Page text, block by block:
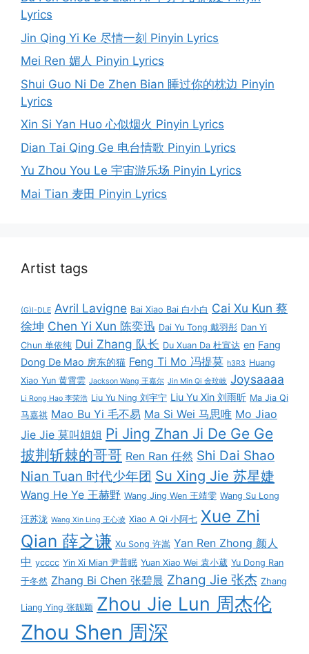
Lyrics
Jin Qing Yi Ke 尽情一刻 Pinyin Lyrics
Mei Ren 媚人 Pinyin Lyrics
Shui Guo Ni De Zhen Bian 睡过你的枕边 Pinyin
Lyrics
Xin Si Yan Huo 心似烟火 Pinyin Lyrics
Dian Tai Qing Ge 电台情歌 Pinyin Lyrics
Yu Zhou You Le 宇宙游乐场 Pinyin Lyrics
Mai Tian 麦田 Pinyin Lyrics
Artist tags
(G)I-DLE Avril Lavigne Bai Xiao Bai 白小白 Cai Xu Kun 蔡
徐坤 Chen Yi Xun 陈奕迅 Dai Yu Tong 戴羽彤 Dan Yi
Chun 单依纯 Dui Zhang 队长 Du Xuan Da 杜宣达 en Fang
Dong De Mao 房东的猫 Feng Ti Mo 冯提莫 h3R3 Huang
Xiao Yun 黄霄雲 Jackson Wang 王嘉尔 Jin Min Qi 金玟岐 Joysaaaa
Li Rong Hao 李荣浩 Liu Yu Ning 刘宇宁 Liu Yu Xin 刘雨昕 Ma Jia Qi
马嘉祺 Mao Bu Yi 毛不易 Ma Si Wei 马思唯 Mo Jiao
Jie Jie 莫叫姐姐 Pi Jing Zhan Ji De Ge Ge
披荆斩棘的哥哥 Ren Ran 任然 Shi Dai Shao
Nian Tuan 时代少年团 Su Xing Jie 苏星婕
Wang He Ye 王赫野 Wang Jing Wen 王靖雯 Wang Su Long
汪苏泷 Wang Xin Ling 王心凌 Xiao A Qi 小阿七 Xue Zhi
Qian 薛之谦 Xu Song 许嵩 Yan Ren Zhong 颜人
中 ycccc Yin Xi Mian 尹昔眠 Yuan Xiao Wei 袁小葳 Yu Dong Ran
于冬然 Zhang Bi Chen 张碧晨 Zhang Jie 张杰 Zhang
Liang Ying 张靓颖 Zhou Jie Lun 周杰伦
Zhou Shen 周深